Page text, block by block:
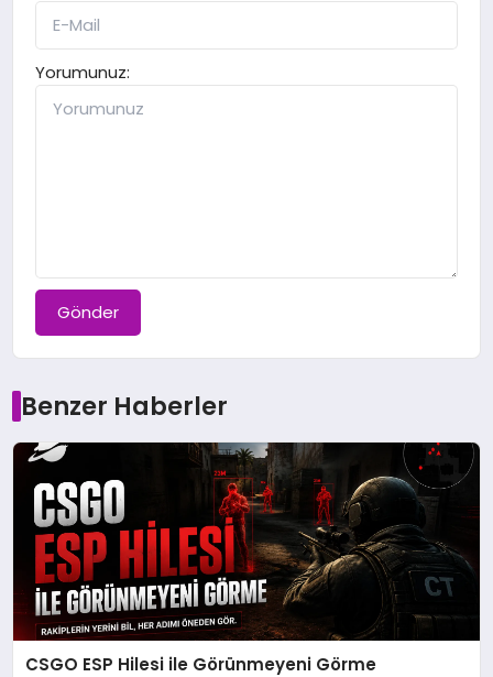
Yorumunuz:
Gönder
Benzer Haberler
CSGO ESP Hilesi ile Görünmeyeni Görme